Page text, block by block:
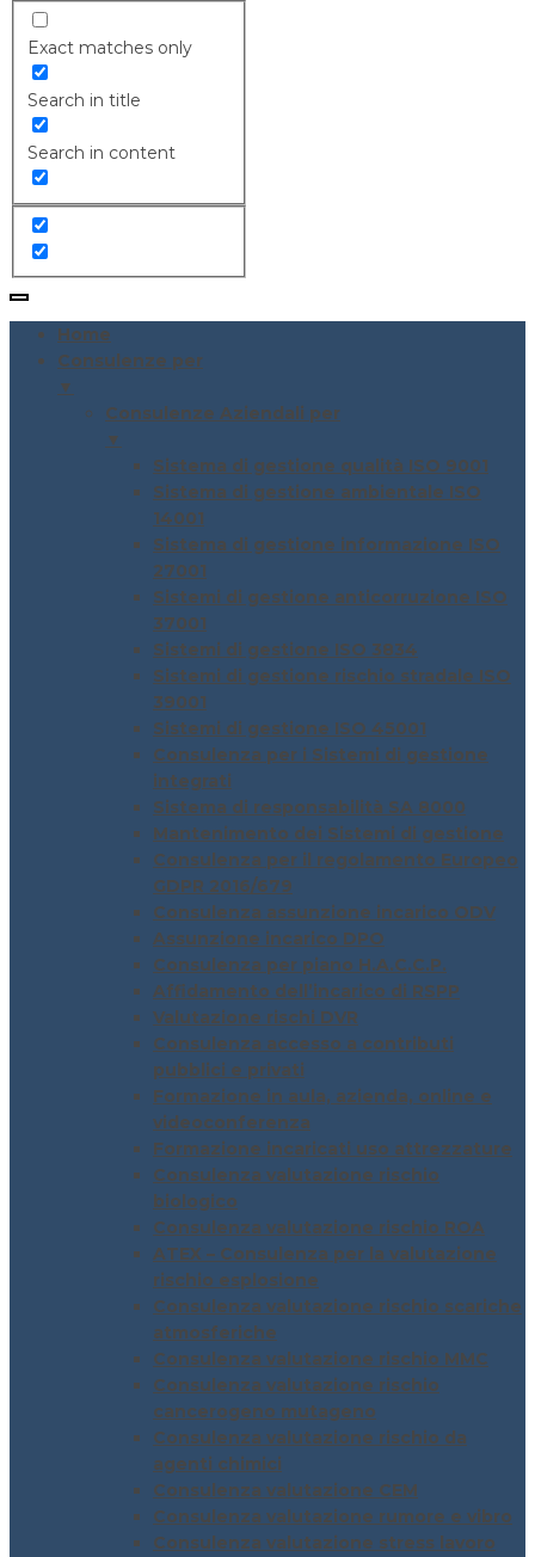
Exact matches only
Search in title
Search in content
Home
Consulenze per
▼
Consulenze Aziendali per
▼
Sistema di gestione qualità ISO 9001
Sistema di gestione ambientale ISO
14001
Sistema di gestione informazione ISO
27001
Sistemi di gestione anticorruzione ISO
37001
Sistemi di gestione ISO 3834
Sistemi di gestione rischio stradale ISO
39001
Sistemi di gestione ISO 45001
Consulenza per i Sistemi di gestione
integrati
Sistema di responsabilità SA 8000
Mantenimento dei Sistemi di gestione
Consulenza per il regolamento Europeo
GDPR 2016/679
Consulenza assunzione incarico ODV
Assunzione incarico DPO
Consulenza per piano H.A.C.C.P.
Affidamento dell’incarico di RSPP
Valutazione rischi DVR
Consulenza accesso a contributi
pubblici e privati
Formazione in aula, azienda, online e
videoconferenza
Formazione incaricati uso attrezzature
Consulenza valutazione rischio
biologico
Consulenza valutazione rischio ROA
ATEX – Consulenza per la valutazione
rischio esplosione
Consulenza valutazione rischio scariche
atmosferiche
Consulenza valutazione rischio MMC
Consulenza valutazione rischio
cancerogeno mutageno
Consulenza valutazione rischio da
agenti chimici
Consulenza valutazione CEM
Consulenza valutazione rumore e vibro
Consulenza valutazione stress lavoro